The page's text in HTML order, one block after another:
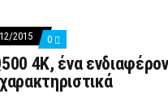
2015 0 COMMENTS
ON
TYPHOON
4K,
4K, ένα